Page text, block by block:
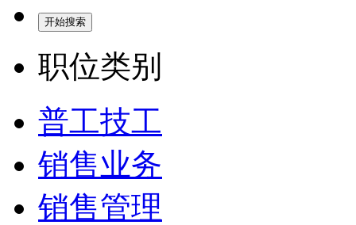
开始搜索
职位类别
普工技工
销售业务
销售管理